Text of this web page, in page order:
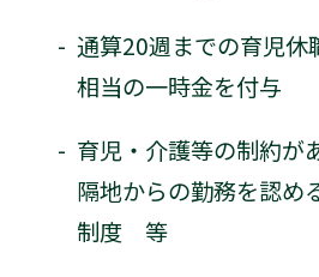
- 通算20週までの育児休
相当の一時金を付与
- 育児・介護等の制約が
隔地からの勤務を認め
制度 等